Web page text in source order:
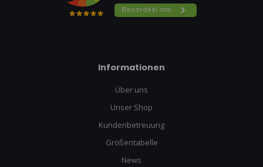
Informationen
Über uns
Unser Shop
Kundenbetreuung
Größentabelle
News